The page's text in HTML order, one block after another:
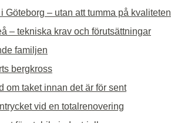
– utan att tumma på kvaliteten
– tekniska krav och förutsättningar
familjen
bergkross
om taket innan det är för sent
vid en totalrenovering